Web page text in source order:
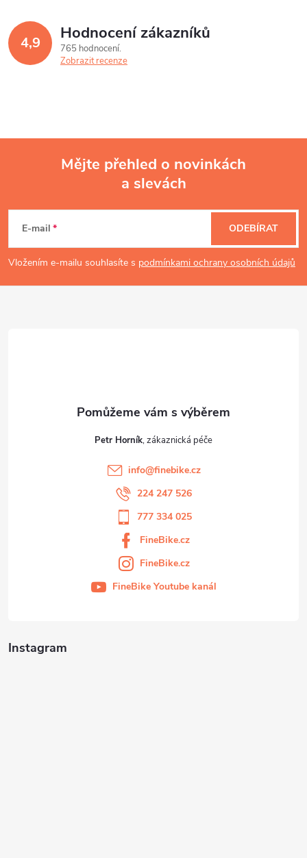
4,9 Hodnocení zákazníků
765 hodnocení
Zobrazit recenze
p
Mějte přehled o novinkách
a slevách
E-mail
Vložením e-mailu souhlasíte s podmínkami ochrany osobních údajů
ODEBÍRAT
Instagram
Petr Horník
info@finebike.cz
224 247 526
777 334 025
FineBike.cz
FineBike.cz
FineBike Youtube kanál